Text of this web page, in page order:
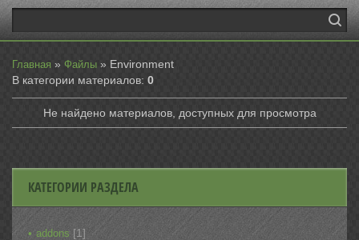
Главная » Файлы » Environment
В категории материалов: 0
Не найдено материалов, доступных для просмотра
КАТЕГОРИИ РАЗДЕЛА
addons [1]